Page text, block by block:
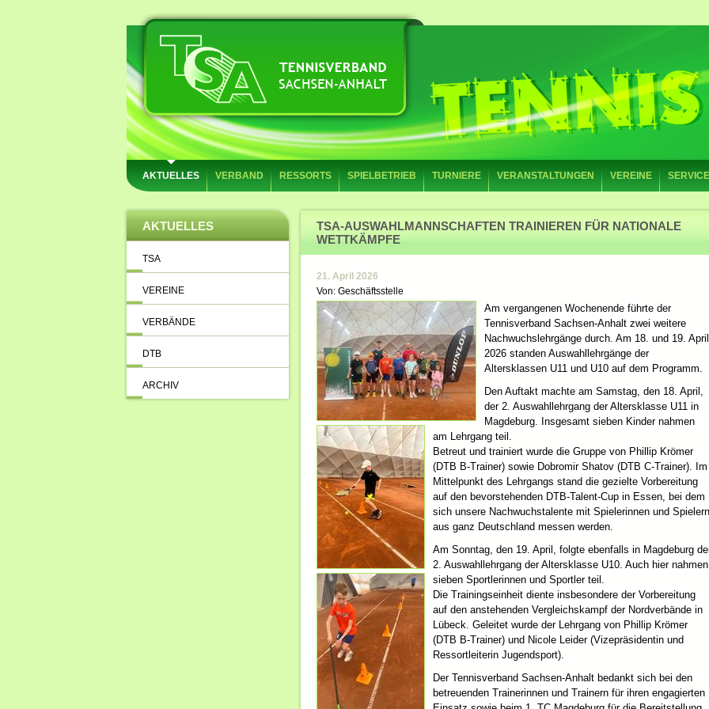
AKTUELLES VERBAND RESSORTS SPIELBETRIEB TURNIERE VERANSTALTUNGEN VEREINE SERVICE
AKTUELLES
TSA
VEREINE
VERBÄNDE
DTB
ARCHIV
TSA-AUSWAHLMANNSCHAFTEN TRAINIEREN FÜR NATIONALE
WETTKÄMPFE
21. April 2026
Von: Geschäftsstelle
Am vergangenen Wochenende führte der
Tennisverband Sachsen-Anhalt zwei weitere
Nachwuchslehrgänge durch. Am 18. und 19. April
2026 standen Auswahllehrgänge der
Altersklassen U11 und U10 auf dem Programm.
Den Auftakt machte am Samstag, den 18. April,
der 2. Auswahllehrgang der Altersklasse U11 in
Magdeburg. Insgesamt sieben Kinder nahmen
am Lehrgang teil.
Betreut und trainiert wurde die Gruppe von Phillip Krömer
(DTB B-Trainer) sowie Dobromir Shatov (DTB C-Trainer). Im
Mittelpunkt des Lehrgangs stand die gezielte Vorbereitung
auf den bevorstehenden DTB-Talent-Cup in Essen, bei dem
sich unsere Nachwuchstalente mit Spielerinnen und Spielern
aus ganz Deutschland messen werden.
Am Sonntag, den 19. April, folgte ebenfalls in Magdeburg
2. Auswahllehrgang der Altersklasse U10. Auch hier nahmen
sieben Sportlerinnen und Sportler teil.
Die Trainingseinheit diente insbesondere der Vorbereitung
auf den anstehenden Vergleichskampf der Nordverbände in
Lübeck. Geleitet wurde der Lehrgang von Phillip Krömer
(DTB B-Trainer) und Nicole Leider (Vizepräsidentin und
Ressortleiterin Jugendsport).
Der Tennisverband Sachsen-Anhalt bedankt sich bei den
betreuenden Trainerinnen und Trainern für ihren engagierten